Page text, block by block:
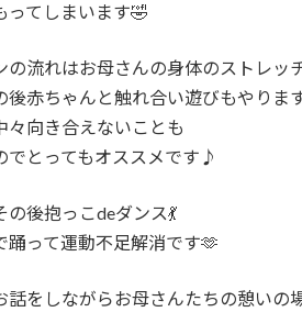
ってしまいます🤣
の流れはお母さんの身体のストレッ
後赤ちゃんと触れ合い遊びもやりま
々向き合えないことも
でとってもオススメです♪
の後抱っこdeダンス💃
踊って運動不足解消です🫶
話をしながらお母さんたちの憩いの